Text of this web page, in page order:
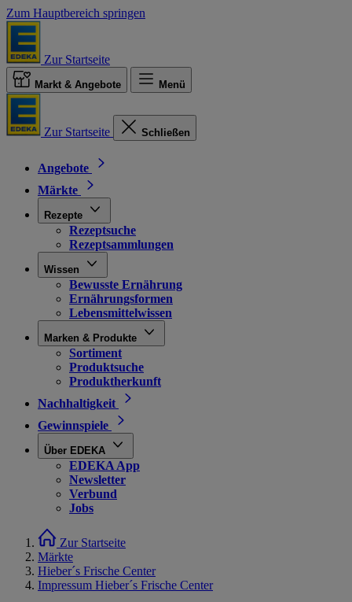
Zum Hauptbereich springen
Zur Startseite
Markt & Angebote Menü
Zur Startseite Schließen
Angebote
Märkte
Rezepte
Rezeptsuche
Rezeptsammlungen
Wissen
Bewusste Ernährung
Ernährungsformen
Lebensmittelwissen
Marken & Produkte
Sortiment
Produktsuche
Produktherkunft
Nachhaltigkeit
Gewinnspiele
Über EDEKA
EDEKA App
Newsletter
Verbund
Jobs
Zur Startseite
Märkte
Hieber´s Frische Center
Impressum Hieber´s Frische Center